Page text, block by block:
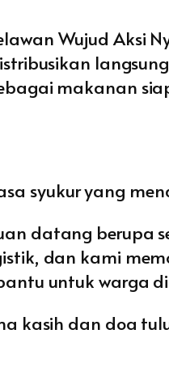
Wujud Aksi
makanan
syukur yang
datang berupa
dan kami
untuk warga di
kasih dan doa